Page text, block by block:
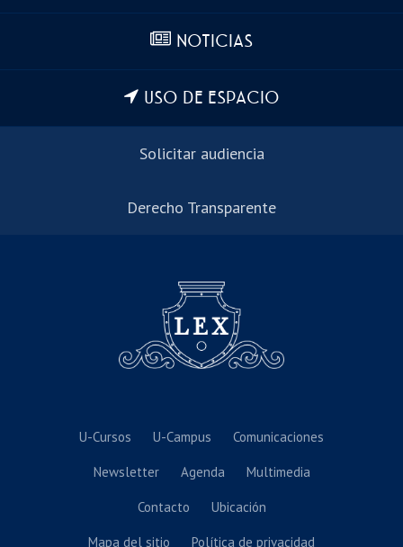
NOTICIAS
USO DE ESPACIO
Solicitar audiencia
Derecho Transparente
U-Cursos U-Campus Comunicaciones
Newsletter Agenda Multimedia
Contacto Ubicación
Mapa del sitio Política de privacidad